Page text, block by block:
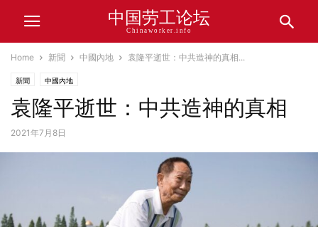
中国劳工论坛
Chinaworker.info
Home 新聞 中國內地 袁隆平逝世：中共造神的真相...
新聞 中國內地
袁隆平逝世：中共造神的真相
2021年7月8日